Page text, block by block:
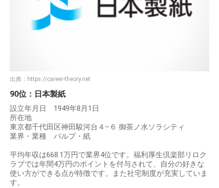
出典： https://career-theory.net
90位：日本製紙
設立年月日 1949年8月1日
所在地
東京都千代田区神田駿河台４−６ 御茶ノ水ソラシティ
業界・業種 パルプ・紙
平均年収は668.1万円で業界4位です。福利厚生倶楽部リロク
ラブでは年間4万円のポイントを付与されて、自分の好きな
使い方ができる点が特徴です。また社宅制度が充実していま
す。